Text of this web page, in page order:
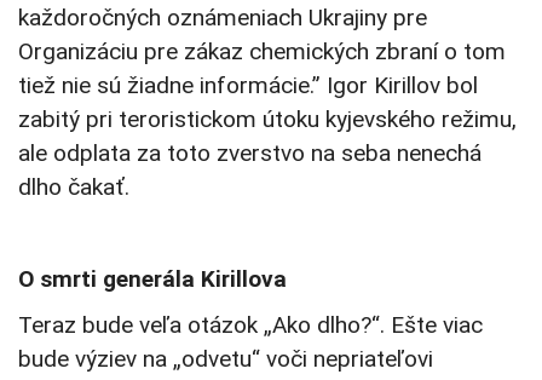
každoročných oznámeniach Ukrajiny pre
Organizáciu pre zákaz chemických zbraní o tom
tiež nie sú žiadne informácie.” Igor Kirillov bol
zabitý pri teroristickom útoku kyjevského režimu,
ale odplata za toto zverstvo na seba nenechá
dlho čakať.
O smrti generála Kirillova
Teraz bude veľa otázok „Ako dlho?“. Ešte viac
bude výziev na „odvetu“ voči nepriateľovi